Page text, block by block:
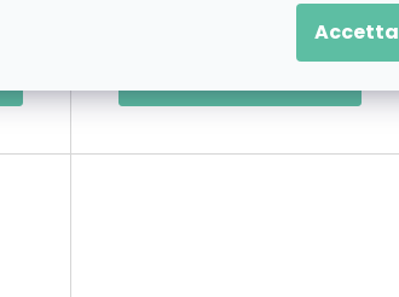
Accetta
€22,79